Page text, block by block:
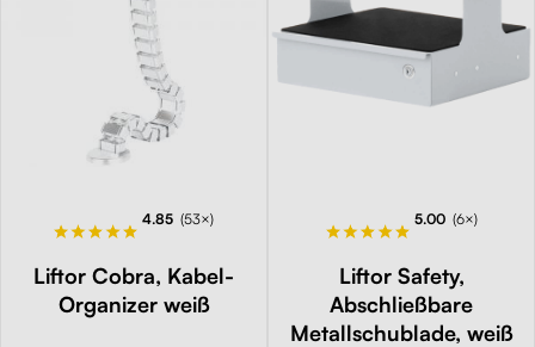
4.85 (53×)
Liftor Cobra, Kabel-
Organizer weiß
5.00 (6×)
Liftor Safety,
Abschließbare
Metallschublade, weiß